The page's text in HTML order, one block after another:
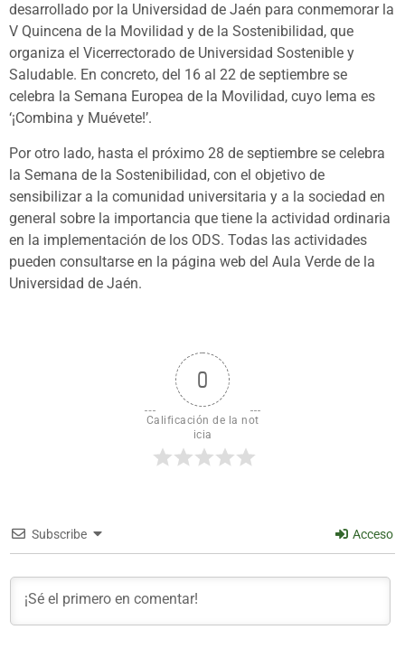
desarrollado por la Universidad de Jaén para conmemorar la
V Quincena de la Movilidad y de la Sostenibilidad, que
organiza el Vicerrectorado de Universidad Sostenible y
Saludable. En concreto, del 16 al 22 de septiembre se
celebra la Semana Europea de la Movilidad, cuyo lema es
‘¡Combina y Muévete!’.
Por otro lado, hasta el próximo 28 de septiembre se celebra
la Semana de la Sostenibilidad, con el objetivo de
sensibilizar a la comunidad universitaria y a la sociedad en
general sobre la importancia que tiene la actividad ordinaria
en la implementación de los ODS. Todas las actividades
pueden consultarse en la página web del Aula Verde de la
Universidad de Jaén.
0
Calificación de la not
icia
Subscribe Acceso